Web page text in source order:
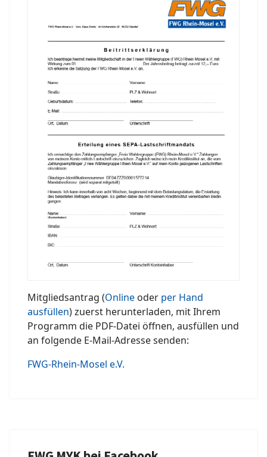
Mitgliedsantrag (Online oder per Hand
ausfüllen) zuerst herunterladen, mit Ihrem
Programm die PDF-Datei öffnen, ausfüllen und
an folgende E-Mail-Adresse senden:
FWG-Rhein-Mosel e.V.